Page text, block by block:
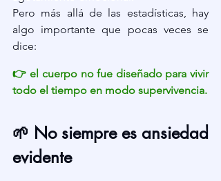
Pero más allá de las estadísticas, hay
algo importante que pocas veces se
dice:
👉 el cuerpo no fue diseñado para vivir
todo el tiempo en modo supervivencia.
🌱 No siempre es ansiedad
evidente